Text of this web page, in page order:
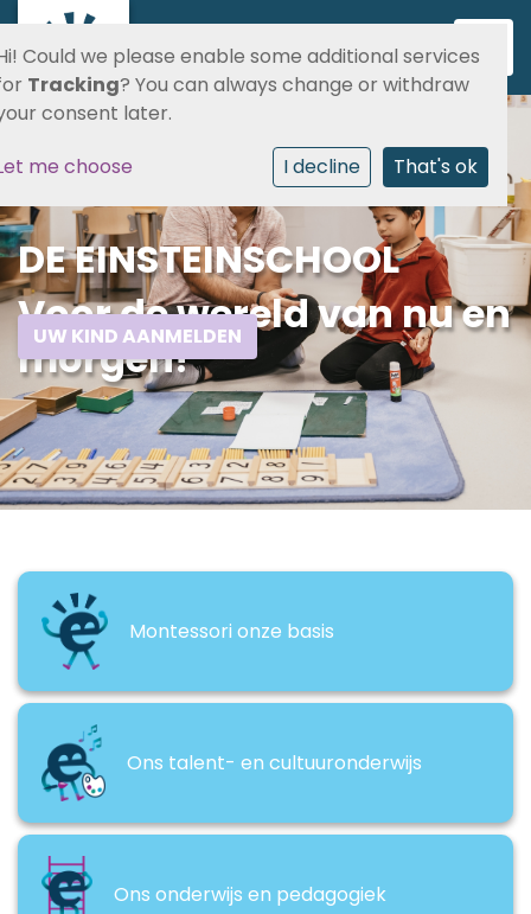
DE EINSTEINSCHOOL
Voor de wereld van nu en
morgen!
UW KIND AANMELDEN
Montessori onze basis
Ons talent- en cultuuronderwijs
Ons onderwijs en pedagogiek
Could we please enable some additional services
Tracking? You can always change or withdraw
consent later.
me choose
I decline That's ok